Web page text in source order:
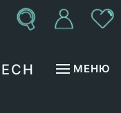
МЕНЮ